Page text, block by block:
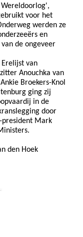
Wereldoorlog',
voor het
werden ze
en
de ongeveer
van
Anouchka van
Broekers-Knol
ging zij
in de
door
president Mark
den Hoek